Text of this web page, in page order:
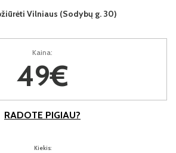
Vilniaus (Sodybų g. 30)
Kaina:
49€
RADOTE PIGIAU?
Kiekis: